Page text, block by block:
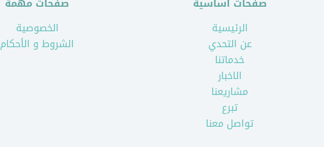
الرئيسية
عن التحدي
خدماتنا
الاخبار
مشاريعنا
تبرع
تواصل معنا
الخصوصية
الشروط و الأحكام